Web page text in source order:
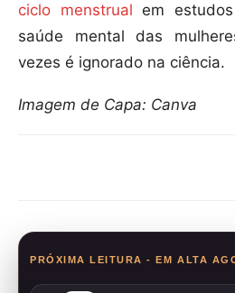
ciclo menstrual em
saúde mental das
vezes é ignorado na ciência.
Imagem de Capa: Canva
PRÓXIMA LEITURA - EM ALTA